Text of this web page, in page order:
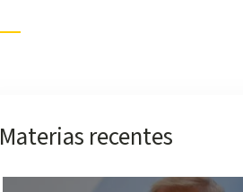
Materias recentes